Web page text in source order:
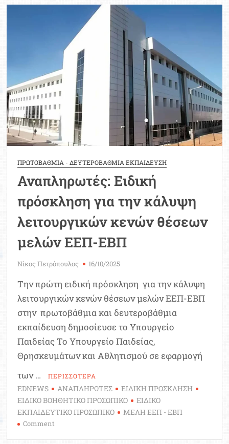
Ειδικού
Εκπαιδευτικού
Προσωπικού
Ειδικού
Βοηθητικού
Προσωπικού
ΠΡΩΤΟΒΑΘΜΙΑ - ΔΕΥΤΕΡΟΒΑΘΜΙΑ ΕΚΠΑΙΔΕΥΣΗ
Αναπληρωτές: Ειδική
πρόσκληση για την κάλυψη
λειτουργικών κενών θέσεων
μελών ΕΕΠ-ΕΒΠ
Νίκος Πετρόπουλος 16/10/2025
Την πρώτη ειδική πρόσκληση για την κάλυψη
λειτουργικών κενών θέσεων μελών ΕΕΠ-ΕΒΠ
στην πρωτοβάθμια και δευτεροβάθμια
εκπαίδευση δημοσίευσε το Υπουργείο
Παιδείας Το Υπουργείο Παιδείας,
Θρησκευμάτων και Αθλητισμού σε εφαρμογή
των …
ΠΕΡΙΣΣΟΤΕΡΑ
EDNEWS ΑΝΑΠΛΗΡΩΤΕΣ
ΕΙΔΙΚΗ ΠΡΟΣΚΛΗΣΗ
ΕΙΔΙΚΟ ΒΟΗΘΗΤΙΚΟ ΠΡΟΣΩΠΙΚΟ
ΕΙΔΙΚΟ
ΕΚΠΑΙΔΕΥΤΙΚΟ ΠΡΟΣΩΠΙΚΟ
ΜΕΛΗ ΕΕΠ - ΕΒΠ
Comment